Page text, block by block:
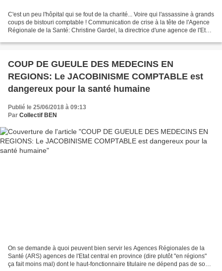
C'est un peu l'hôpital qui se fout de la charité... Voire qui l'assassine à grands
coups de bistouri comptable ! Communication de crise à la tête de l'Agence
Régionale de la Santé: Christine Gardel, la directrice d'une agence de l'Etat
COUP DE GUEULE DES MEDECINS EN
REGIONS: Le JACOBINISME COMPTABLE est
dangereux pour la santé humaine
Publié le 25/06/2018 à 09:13
Par Collectif BEN
On se demande à quoi peuvent bien servir les Agences Régionales de la
Santé (ARS) agences de l'Etat central en province (dire plutôt "en régions"
ça fait moins mal) dont le haut-fonctionnaire titulaire ne dépend pas de son